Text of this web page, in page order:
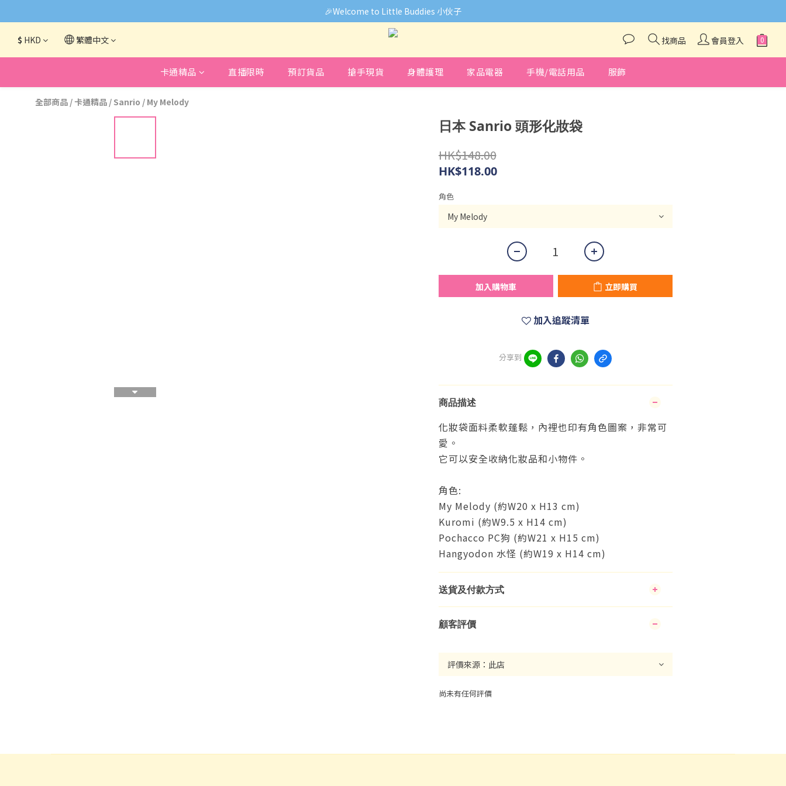
🎉Welcome to Little Buddies 小伙子
🎉Welcome to Little Buddies 小伙子
網頁系統升級中，部份貨品價錢未能正確顯示🙏下單前可先Facebook Messenger與我們聯絡❤️
🎉Welcome to Little Buddies 小伙子
$ HKD 繁體中文 找商品 會員登入
卡通精品 直播限時 預訂貨品 搶手現貨 身體護理 家品電器 手機/電話用品 服飾
全部商品 / 卡通精品 / Sanrio / My Melody
日本 Sanrio 頭形化妝袋
HK$148.00
HK$118.00
角色
加入購物車 立即購買
加入追蹤清單
分享到
商品描述
化妝袋面料柔軟蓬鬆，內裡也印有角色圖案，非常可
愛。
它可以安全收納化妝品和小物件。
角色:
My Melody (約W20 x H13 cm)
Kuromi (約W9.5 x H14 cm)
Pochacco PC狗 (約W21 x H15 cm)
Hangyodon 水怪 (約W19 x H14 cm)
送貨及付款方式
顧客評價
尚未有任何評價